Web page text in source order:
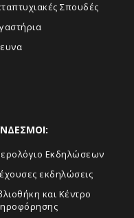
Σπουδές
Εκδηλώσεων
εκδηλώσεις
και Κέντρο